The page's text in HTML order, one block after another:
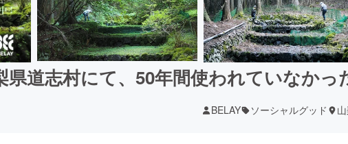
県道志村にて、50年間使われていなかっ
BELAY ソーシャルグッド